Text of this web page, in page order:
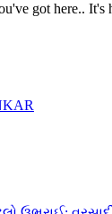
got here.. It's